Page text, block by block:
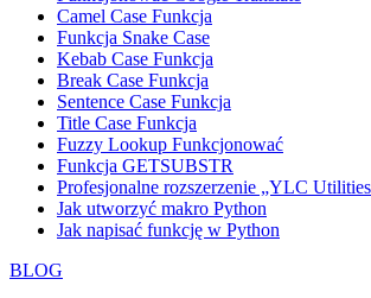
Camel Case Funkcja
Funkcja Snake Case
Kebab Case Funkcja
Break Case Funkcja
Sentence Case Funkcja
Title Case Funkcja
Fuzzy Lookup Funkcjonować
Funkcja GETSUBSTR
Profesjonalne rozszerzenie „YLC
Jak utworzyć makro Python
Jak napisać funkcję w Python
BLOG